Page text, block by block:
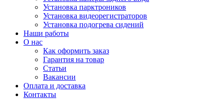
Установка парктроников
Установка видеорегистраторов
Установка подогрева сидений
Наши работы
О нас
Как оформить заказ
Гарантия на товар
Статьи
Вакансии
Оплата и доставка
Контакты